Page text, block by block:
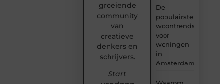
De
populairste
woontrends
voor
woningen
in
Amsterdam
groeiende
community
van
creatieve
denkers en
schrijvers.
Start